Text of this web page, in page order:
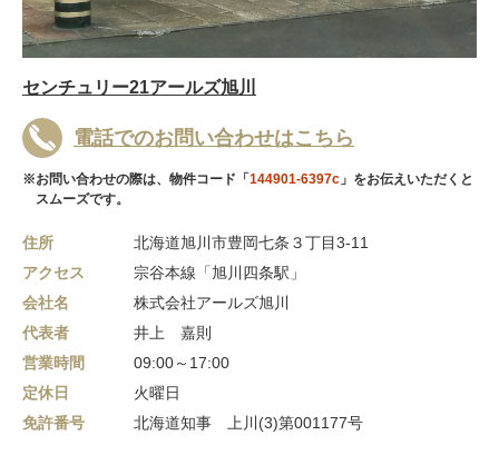
センチュリー21アールズ旭川
電話でのお問い合わせはこちら
※お問い合わせの際は、物件コード「 144901-6397c 」をお伝えいただくと
スムーズです。
住所
北海道旭川市豊岡七条３丁目3-11
アクセス
宗谷本線「旭川四条駅」
会社名
株式会社アールズ旭川
代表者
井上 嘉則
営業時間
09:00～17:00
定休日
火曜日
免許番号
北海道知事 上川(3)第001177号